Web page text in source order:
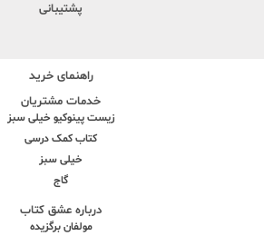
پشتیبانی
راهنمای خرید
خدمات مشتریان
زیست پینوکیو خیلی سبز
کتاب کمک درسی
خیلی سبز
گاج
درباره عشق کتاب
مولفان برگزیده